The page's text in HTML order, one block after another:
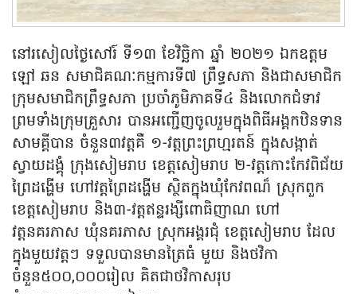
នៅរសៀលថ្ងៃសៅរ៍ ទី១៣ ខែវិច្ឆិកា ឆ្នាំ ២០២១ ឯកឧត្តម
ឡៅ ឆន សមាជិគណៈកម្មការទី៧ ព្រឹទ្ធសភា និងជាសមាជិក
ក្រុមសមាជិកព្រឹទ្ធសភា ប្រចាំភូមិភាគទី៤ និងលោកជំទាវ
ព្រមទាំងក្រុមគ្រួសារ បានអញ្ជើញចូលរួមក្នុងពិធីអង្គកឋិនទាន
សាមគ្គីបាន ចំនួន៣វត្តគឺ ១-វត្តព្រះព្រហ្មរតន៍ ក្នុងសង្កាត់
ស្វាយដង្គុំ ក្រុងសៀមរាប ខេត្តសៀមរាប ២-វត្តកោះកែវពិជ័យ
ព្រៃដង្ហើម ហៅវត្តព្រៃដង្ហើម ស្ថិតក្នុងឃុំកែវពណ៏ ស្រុកពួក
ខេត្តសៀមរាប និង៣-វត្តឥន្ទរង្សីពោធិញាណ ហៅ
វត្តនគរភាស ឃុំនគរភាស ស្រុកអង្គរជុំ ខេត្តសៀមរាប ដែល
ក្នុងមួយវត្តៗ ទទួលបានមានត្រៃធំ មួយ និងថវិកា
ចំនួន៥០០,០០០រៀល គិតជាថវិកាសរុប